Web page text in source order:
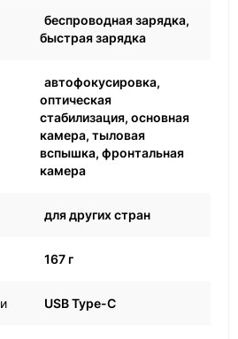
беспроводная зарядка,
быстрая зарядка
автофокусировка,
оптическая
стабилизация, основная
камера, тыловая
вспышка, фронтальная
камера
для других стран
167 г
USB Type-C